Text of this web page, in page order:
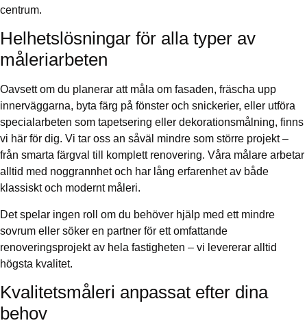
centrum.
Helhetslösningar för alla typer av
måleriarbeten
Oavsett om du planerar att måla om fasaden, fräscha upp
innerväggarna, byta färg på fönster och snickerier, eller utföra
specialarbeten som tapetsering eller dekorationsmålning, finns
vi här för dig. Vi tar oss an såväl mindre som större projekt –
från smarta färgval till komplett renovering. Våra målare arbetar
alltid med noggrannhet och har lång erfarenhet av både
klassiskt och modernt måleri.
Det spelar ingen roll om du behöver hjälp med ett mindre
sovrum eller söker en partner för ett omfattande
renoveringsprojekt av hela fastigheten – vi levererar alltid
högsta kvalitet.
Kvalitetsmåleri anpassat efter dina
behov